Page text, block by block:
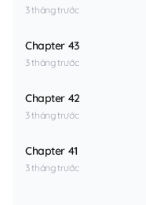
3 tháng trước
Chapter 43
3 tháng trước
Chapter 42
3 tháng trước
Chapter 41
3 tháng trước